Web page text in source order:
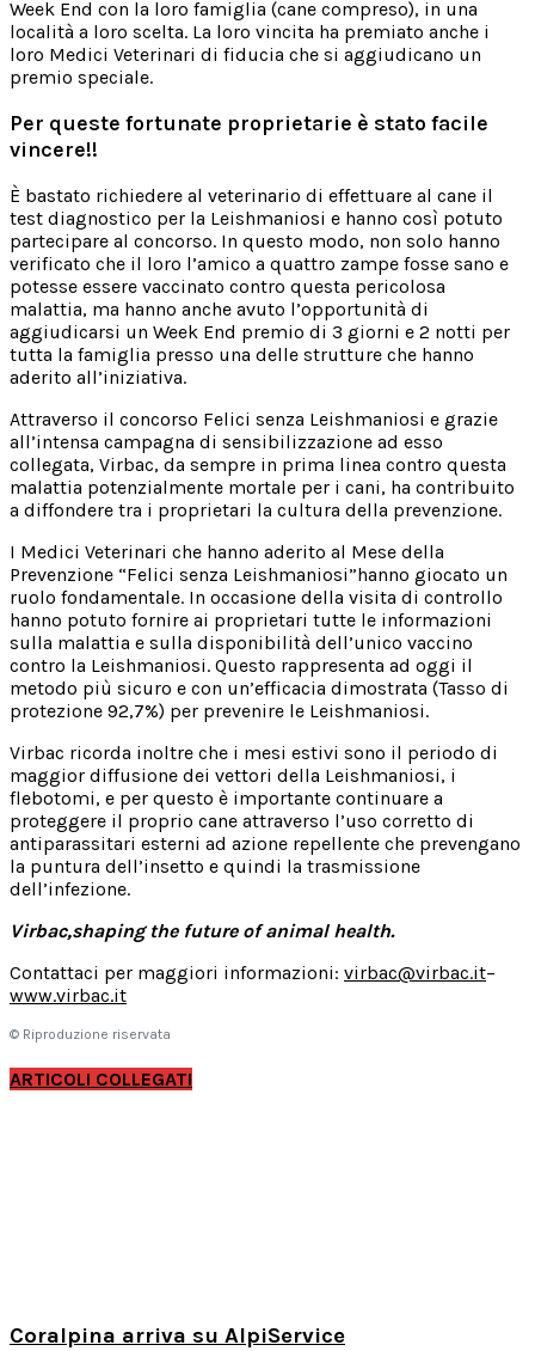
Week End con la loro famiglia (cane compreso), in una
località a loro scelta. La loro vincita ha premiato anche i
loro Medici Veterinari di fiducia che si aggiudicano un
premio speciale.
Per queste fortunate proprietarie è stato facile
vincere!!
È bastato richiedere al veterinario di effettuare al cane il
test diagnostico per la Leishmaniosi e hanno così potuto
partecipare al concorso. In questo modo, non solo hanno
verificato che il loro l’amico a quattro zampe fosse sano e
potesse essere vaccinato contro questa pericolosa
malattia, ma hanno anche avuto l’opportunità di
aggiudicarsi un Week End premio di 3 giorni e 2 notti per
tutta la famiglia presso una delle strutture che hanno
aderito all’iniziativa.
Attraverso il concorso Felici senza Leishmaniosi e grazie
all’intensa campagna di sensibilizzazione ad esso
collegata, Virbac, da sempre in prima linea contro questa
malattia potenzialmente mortale per i cani, ha contribuito
a diffondere tra i proprietari la cultura della prevenzione.
I Medici Veterinari che hanno aderito al Mese della
Prevenzione “Felici senza Leishmaniosi”hanno giocato un
ruolo fondamentale. In occasione della visita di controllo
hanno potuto fornire ai proprietari tutte le informazioni
sulla malattia e sulla disponibilità dell’unico vaccino
contro la Leishmaniosi. Questo rappresenta ad oggi il
metodo più sicuro e con un’efficacia dimostrata (Tasso di
protezione 92,7%) per prevenire le Leishmaniosi.
Virbac ricorda inoltre che i mesi estivi sono il periodo di
maggior diffusione dei vettori della Leishmaniosi, i
flebotomi, e per questo è importante continuare a
proteggere il proprio cane attraverso l’uso corretto di
antiparassitari esterni ad azione repellente che prevengano
la puntura dell’insetto e quindi la trasmissione
dell’infezione.
Virbac,shaping the future of animal health.
Contattaci per maggiori informazioni: virbac@virbac.it–
www.virbac.it
© Riproduzione riservata
ARTICOLI COLLEGATI
Coralpina arriva su AlpiService